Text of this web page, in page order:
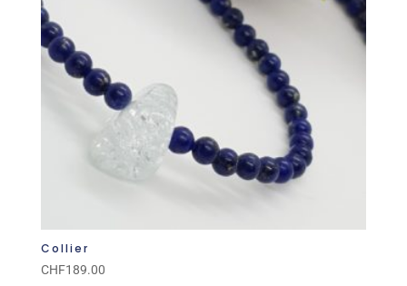
Collier
CHF189.00